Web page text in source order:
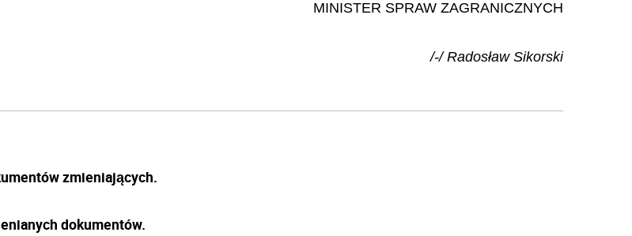
MINISTER SPRAW ZAGRANICZNYCH
/-/ Radosław Sikorski
zmieniających.
dokumentów.